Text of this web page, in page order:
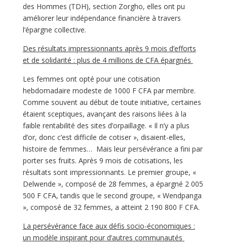
des Hommes (TDH), section Zorgho, elles ont pu
améliorer leur indépendance financière à travers
l’épargne collective.
Des résultats impressionnants après 9 mois d’efforts
et de solidarité : plus de 4 millions de CFA épargnés
Les femmes ont opté pour une cotisation
hebdomadaire modeste de 1000 F CFA par membre.
Comme souvent au début de toute initiative, certaines
étaient sceptiques, avançant des raisons liées à la
faible rentabilité des sites d’orpaillage. « Il n’y a plus
d’or, donc c’est difficile de cotiser », disaient-elles,
histoire de femmes… Mais leur persévérance a fini par
porter ses fruits. Après 9 mois de cotisations, les
résultats sont impressionnants. Le premier groupe, «
Delwende », composé de 28 femmes, a épargné 2 005
500 F CFA, tandis que le second groupe, « Wendpanga
», composé de 32 femmes, a atteint 2 190 800 F CFA.
La persévérance face aux défis socio-économiques :
un modèle inspirant pour d’autres communautés